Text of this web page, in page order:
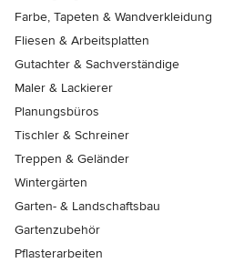
Farbe, Tapeten & Wandverkleidung
Fliesen & Arbeitsplatten
Gutachter & Sachverständige
Maler & Lackierer
Planungsbüros
Tischler & Schreiner
Treppen & Geländer
Wintergärten
Garten- & Landschaftsbau
Gartenzubehör
Pflasterarbeiten